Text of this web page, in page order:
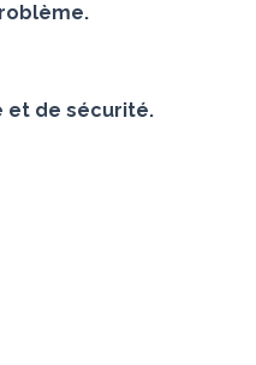
et de sécurité.